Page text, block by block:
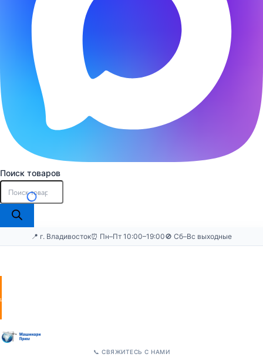
Поиск товаров
📍 г. Владивосток⏰ Пн–Пт 10:00–19:00🚫 Сб–Вс выходные
заявку
📞 СВЯЖИТЕСЬ С НАМИ